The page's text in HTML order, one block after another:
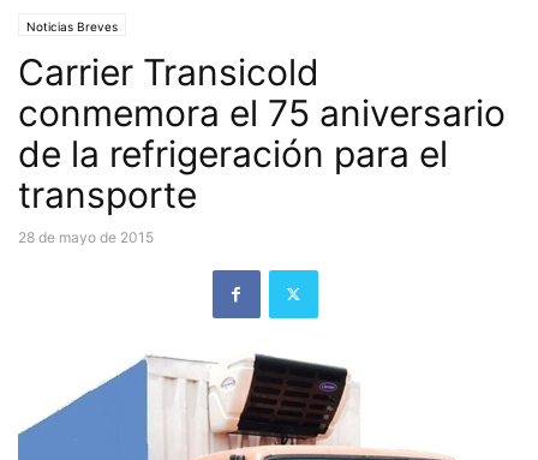
Noticias Breves
Carrier Transicold
conmemora el 75 aniversario
de la refrigeración para el
transporte
28 de mayo de 2015